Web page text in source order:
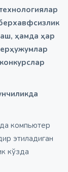
ҳамда ҳар
компьютер
этиладиган
кўзда